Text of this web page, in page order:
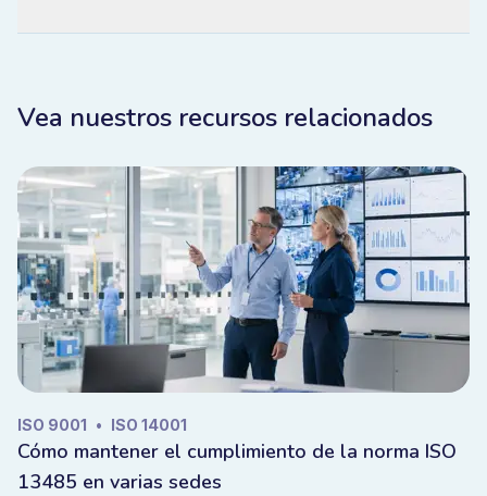
Vea nuestros recursos relacionados
ISO 9001 • ISO 14001
Cómo mantener el cumplimiento de la norma ISO
13485 en varias sedes